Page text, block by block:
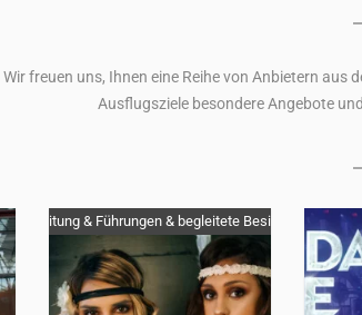
Wir freuen uns, Ihnen eine Reihe von Anbietern aus
Ausflugsziele besondere Angebote
Reiseleitung & Führungen & begleitete Besichtigungen